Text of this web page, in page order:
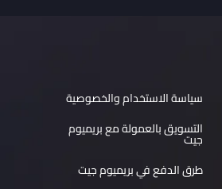
سياسة الاستخدام والخصوصية
التسويق بالعمولة مع بريميوم
جيت
طرق الدفع في بريميوم جيت